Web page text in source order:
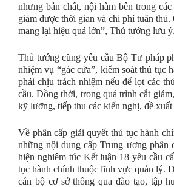
nhưng bản chất, nội hàm bên trong
giảm được thời gian và chi phí tuân
mang lại hiệu quả lớn”, Thủ tướng lưu ý.
Thủ tướng cũng yêu cầu Bộ Tư pháp
nhiệm vụ “gác cửa”, kiểm soát thủ tục
phải chịu trách nhiệm nếu để lọt các
cầu. Đồng thời, trong quá trình cắt
kỹ lưỡng, tiếp thu các kiến nghị, đề
Về phân cấp giải quyết thủ tục hành
những nội dung cấp Trung ương phân
hiện nghiêm túc Kết luận 18 yêu cầu
tục hành chính thuộc lĩnh vực quản lý.
cán bộ cơ sở thông qua đào tạo, tập